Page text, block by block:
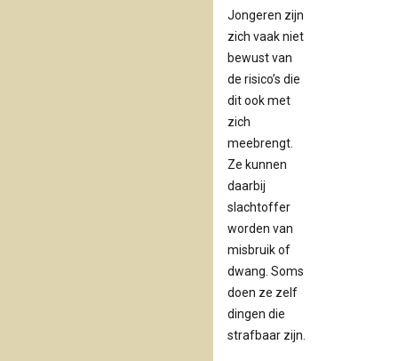
Jongeren zijn
zich vaak niet
bewust van
de risico’s die
dit ook met
zich
meebrengt.
Ze kunnen
daarbij
slachtoffer
worden van
misbruik of
dwang. Soms
doen ze zelf
dingen die
strafbaar zijn.
vaak afgestemd op hun
interesses. De algoritmes
zorgen ervoor dat ze
steeds nieuwe video’s te
zien krijgen.
Online
en fora
elkaar op in online
gemeenschappen en
discussiefora (zoals
Reddit) om interesses,
meningen en ervaringen
delen, vaak rondom
specifieke onderwerpen
zoals gaming, sport,